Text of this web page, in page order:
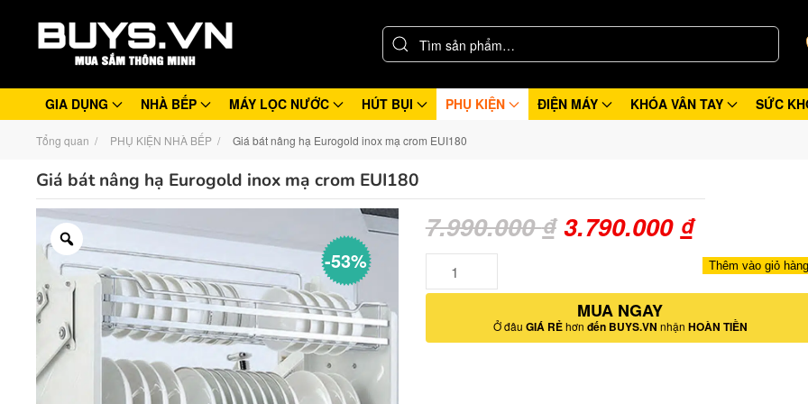
GIA DỤNG NHÀ BẾP MÁY LỌC NƯỚC HÚT BỤI PHỤ KIỆN ĐIỆN MÁY KHÓA VÂN TAY SỨC
Tổng quan PHỤ KIỆN NHÀ BẾP Giá bát nâng hạ Eurogold inox mạ crom EUI180
Giá bát nâng hạ Eurogold inox mạ crom EUI180
-53%
7.990.000₫ Giá
là:
7.990.000 ₫.
3.790.000 ₫Giá
hiện
tại
là:
lượng
Thêm vào giỏ hàng
MUA NGAY
Ở đâu GIÁ RẺhơn đến BUYS.VN nhận HOÀN TIỀN